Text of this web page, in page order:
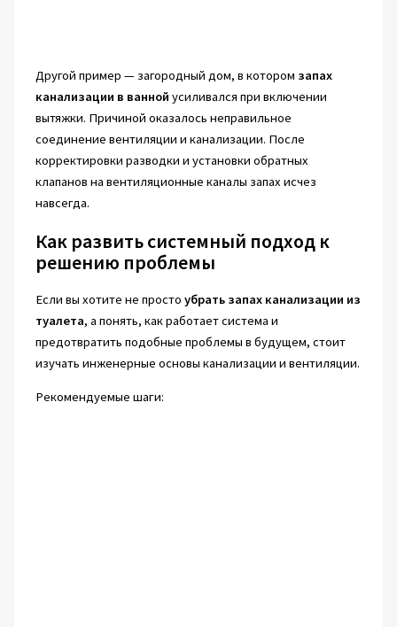
Другой пример — загородный дом, в котором запах
канализации в ванной усиливался при включении
вытяжки. Причиной оказалось неправильное
соединение вентиляции и канализации. После
корректировки разводки и установки обратных
клапанов на вентиляционные каналы запах исчез
навсегда.
Как развить системный подход к
решению проблемы
Если вы хотите не просто убрать запах канализации из
туалета, а понять, как работает система и
предотвратить подобные проблемы в будущем, стоит
изучать инженерные основы канализации и вентиляции.
Рекомендуемые шаги: